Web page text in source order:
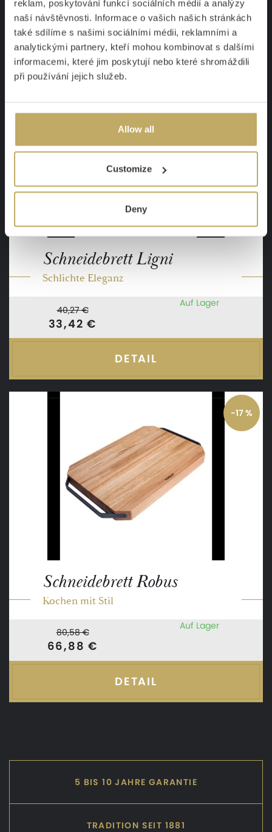
reklam, poskytování funkcí sociálních médií a analýzy
naší návštěvnosti. Informace o vašich našich stránkách
také sdílíme s našimi sociálními médii, reklamními a
analytickými partnery, kteří mohou kombinovat s dalšími
informacemi, které jim poskytují nebo které shromáždili
při používání jejich služeb.
Allow all
Customize
Deny
DETAIL
Schneidebrett Ligni
Schlichte Eleganz
40,27 €
33,42 €
Auf Lager
DETAIL
-17 %
Schneidebrett Robus
Kochen mit Stil
80,58 €
66,88 €
Auf Lager
DETAIL
5 BIS 10 JAHRE GARANTIE
TRADITION SEIT 1881